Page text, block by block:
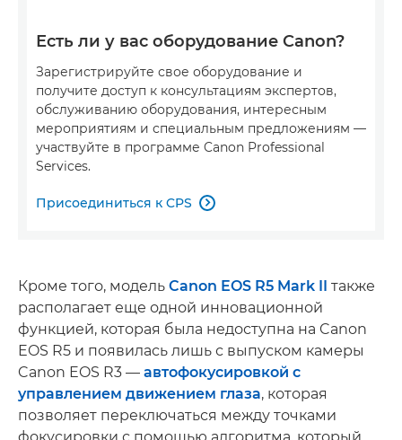
Есть ли у вас оборудование Canon?
Зарегистрируйте свое оборудование и
получите доступ к консультациям экспертов,
обслуживанию оборудования, интересным
мероприятиям и специальным предложениям —
участвуйте в программе Canon Professional
Services.
Присоединиться к CPS 
Кроме того, модель Canon EOS R5 Mark II также
располагает еще одной инновационной
функцией, которая была недоступна на Canon
EOS R5 и появилась лишь с выпуском камеры
Canon EOS R3 — автофокусировкой с
управлением движением глаза, которая
позволяет переключаться между точками